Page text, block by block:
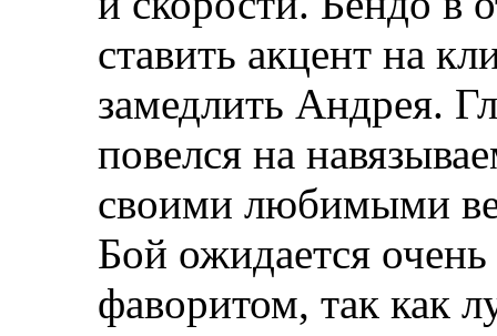
ставить акцент на
замедлить Андрея.
повелся на
своими любимыми
Бой ожидается
фаворитом, так как